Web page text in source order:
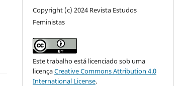
Copyright (c) 2024 Revista Estudos
Feministas
Este trabalho está licenciado sob uma
licençaCreative Commons Attribution 4.0
International License.